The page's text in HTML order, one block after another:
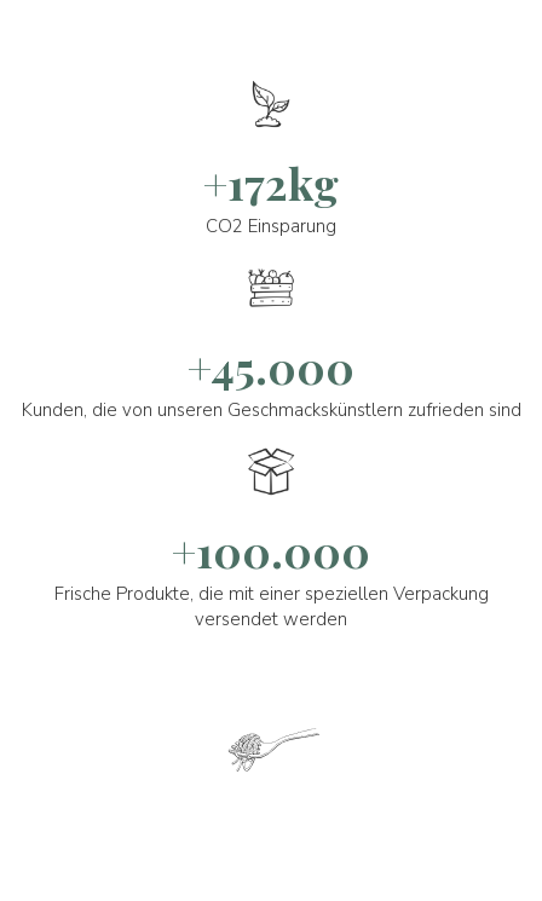
+172kg
CO2 Einsparung
+45.000
Kunden, die von unseren Geschmackskünstlern zufrieden sind
+100.000
Frische Produkte, die mit einer speziellen Verpackung
versendet werden